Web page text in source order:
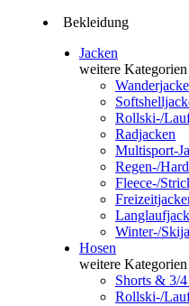
Bekleidung
Jacken
weitere Kategorien
Rollski-/
Radjacken
Multisport-
Regen-/
Fleece-/
Winter-/
Hosen
weitere Kategorien
Shorts & 3/
Rollski-/